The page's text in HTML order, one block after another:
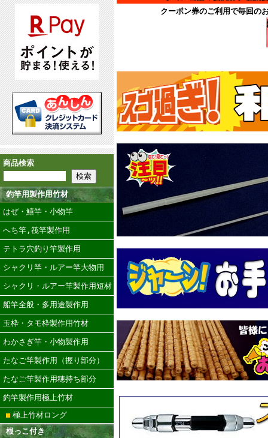
商品検索
釣竿用製作用竹材
はぜ・鱚竿・小物竿
へち竿,筏竿製作用
テトラ穴釣り竿製作用
シャクリ竿・ルアー竿大物用
シャクリ・ルアー竿製作用短材
船竿全般・多用途製作用
玉枠・タモ枠製作用竹材
わかさぎ竿・小物製作用
たなご竿製作用（握り部分）
たなご竿製作用穂持ち部分
釣竿製作用極上竹材
極上竹材ロング
根っこ付き
クーポン券のご利用で毎回の